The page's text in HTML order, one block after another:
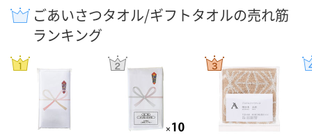
ごあいさつタオル/ギフトタオルの売れ筋
ランキング